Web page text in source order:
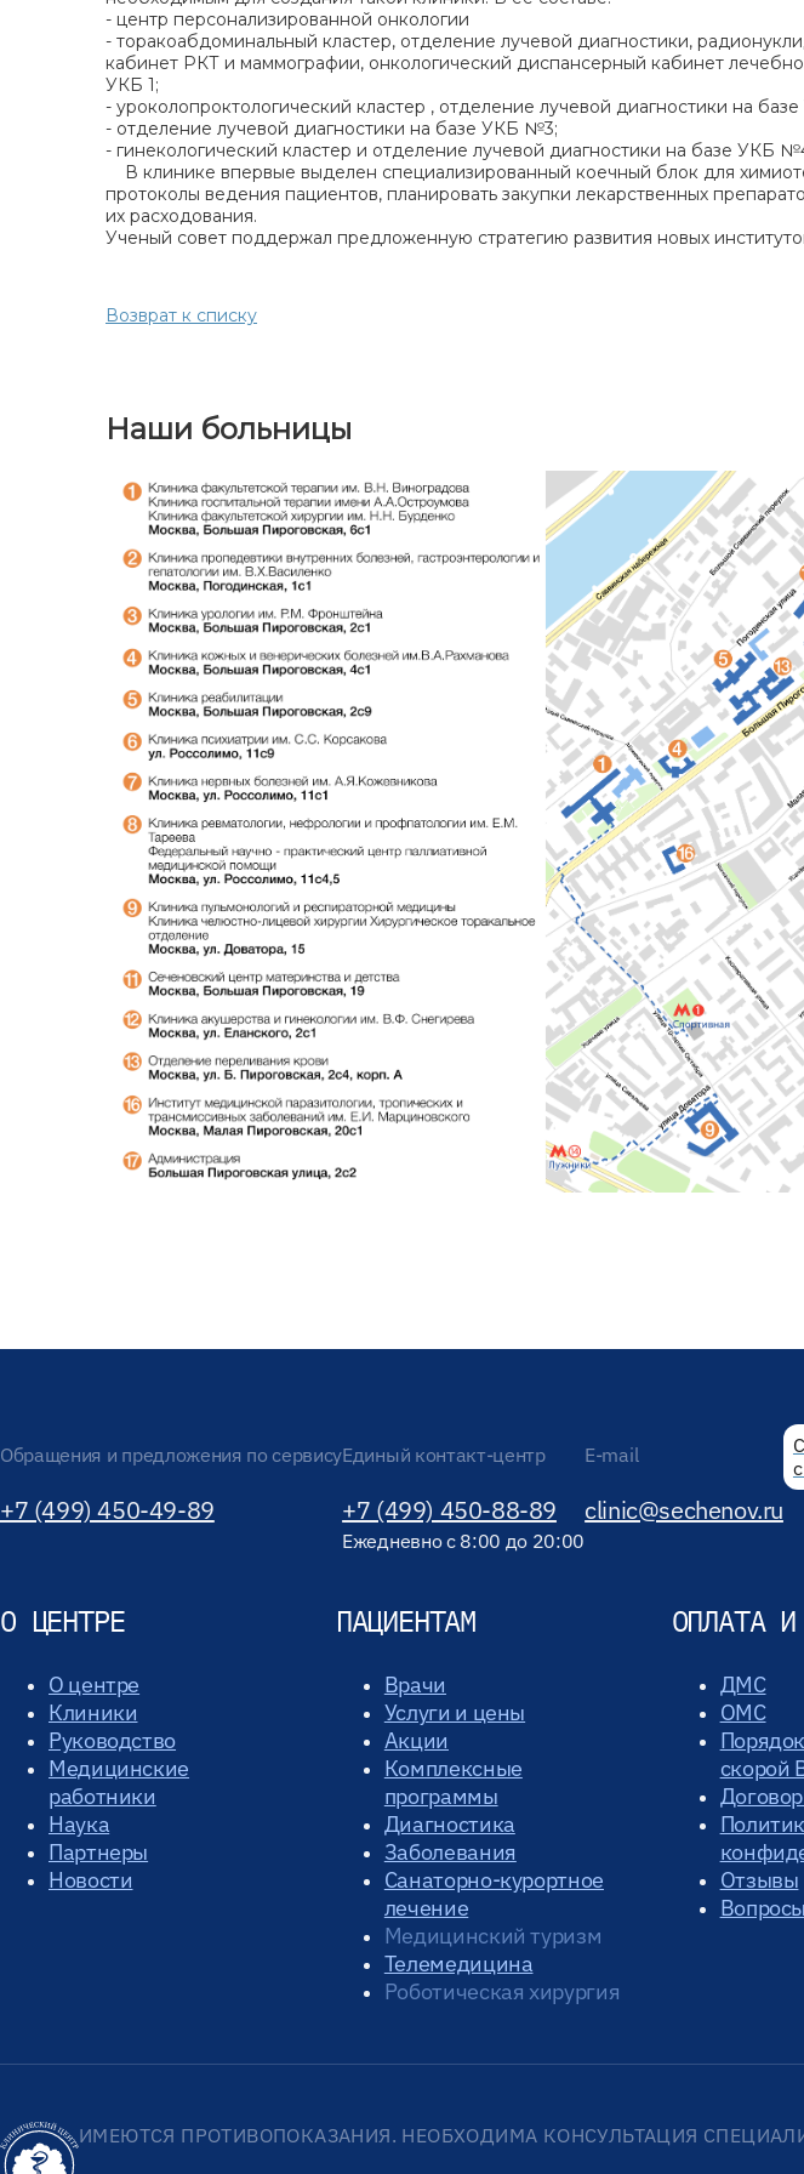
- центр персонализированной онкологии
- торакоабдоминальный кластер, отделение лучевой диагностики,
кабинет РКТ и маммографии, онкологический диспансерный кабинет
УКБ 1;
- уроколопроктологический кластер , отделение лучевой диагностики на
- отделение лучевой диагностики на базе УКБ №3;
- гинекологический кластер и отделение лучевой диагностики на базе УКБ
В клинике впервые выделен специализированный коечный блок для
протоколы ведения пациентов, планировать закупки лекарственных
их расходования.
Ученый совет поддержал предложенную стратегию развития новых
Возврат к списку
Наши больницы
Обращения и предложения по сервису
+7 (499) 450-49-89
Единый контакт-центр
+7 (499) 450-88-89
Ежедневно с 8:00 до 20:00
E-mail
clinic@sechenov.ru
О ЦЕНТРЕ
О центре
Клиники
Руководство
Медицинские
работники
Наука
Партнеры
Новости
ПАЦИЕНТАМ
Врачи
Услуги и цены
Акции
Комплексные
программы
Диагностика
Заболевания
Санаторно-курортное
лечение
Медицинский туризм
Телемедицина
Роботическая хирургия
ОПЛАТА
ДМС
ОМС
скорой
Отзывы
ИМЕЮТСЯ ПРОТИВОПОКАЗАНИЯ. НЕОБХОДИМА КОНСУЛЬТАЦИЯ